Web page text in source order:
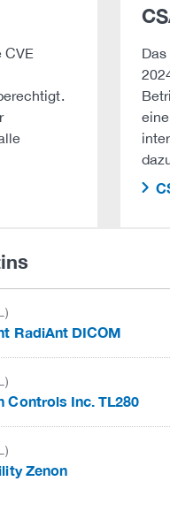
CVE
RadiAnt DICOM
Controls Inc. TL280
Zenon